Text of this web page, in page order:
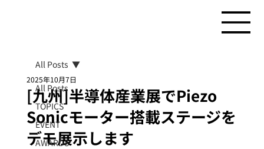
All Posts
TOPICS
EVENT
AWARDS
All Posts
[九州]半導体産業展でPiezo
Sonicモーター搭載ステージを
デモ展示します
2025年10月7日